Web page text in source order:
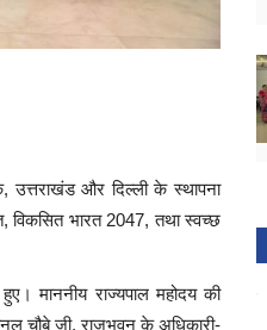
उत्तराखंड और दिल्ली के स्थापना
विकसित भारत 2047, तथा स्वच्छ
माननीय राज्यपाल महोदय की
चौबे जी, राजभवन के अधिकारी-